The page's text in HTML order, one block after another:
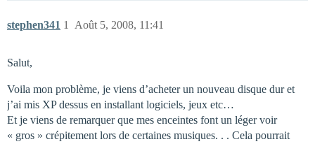
stephen341 Août 5, 2008, 11:41
1
Salut,
Voila mon problème, je viens d’acheter un nouveau disque dur et
j’ai mis XP dessus en installant logiciels, jeux etc…
Et je viens de remarquer que mes enceintes font un léger voir
« gros » crépitement lors de certaines musiques. . . Cela pourrait